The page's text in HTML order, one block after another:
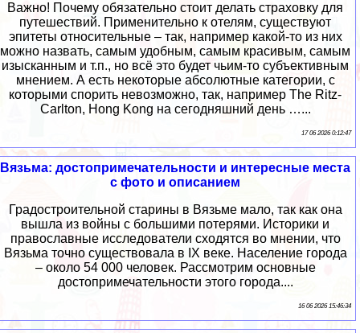
Важно! Почему обязательно стоит делать страховку для
путешествий. Применительно к отелям, существуют
эпитеты относительные – так, например какой-то из них
можно назвать, самым удобным, самым красивым, самым
изысканным и т.п., но всё это будет чьим-то субъективным
мнением. А есть некоторые абсолютные категории, с
которыми спорить невозможно, так, например The Ritz-
Carlton, Hong Kong на сегодняшний день …...
17 06 2026 0:12:47
Вязьма: достопримечательности и интересные места
с фото и описанием
Градостроительной старины в Вязьме мало, так как она
вышла из войны с большими потерями. Историки и
православные исследователи сходятся во мнении, что
Вязьма точно существовала в IX веке. Население города
– около 54 000 человек. Рассмотрим основные
достопримечательности этого города....
16 06 2026 15:46:34